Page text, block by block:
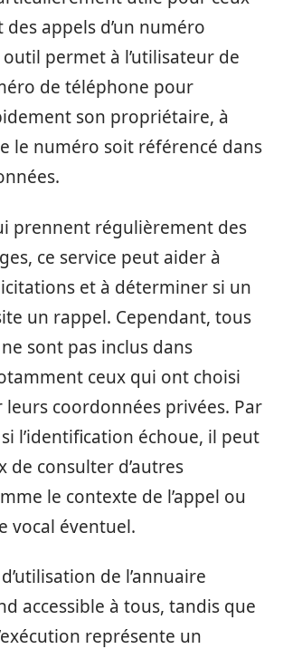
appels d’un numéro
permet à l’utilisateur de
de téléphone pour
son propriétaire, à
le numéro soit référencé dans
prennent régulièrement des
ce service peut aider à
et à déterminer si un
un rappel. Cependant, tous
sont pas inclus dans
ceux qui ont choisi
leurs coordonnées privées. Par
l’identification échoue, il peut
de consulter d’autres
le contexte de l’appel ou
vocal éventuel.
de l’annuaire
accessible à tous, tandis que
représente un